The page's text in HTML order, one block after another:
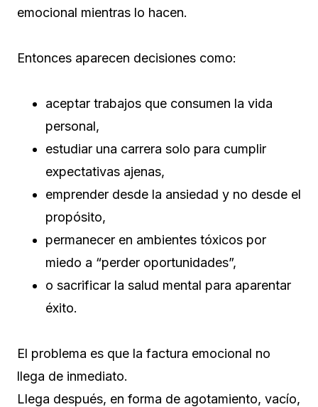
emocional mientras lo hacen.
Entonces aparecen decisiones como:
aceptar trabajos que consumen la vida
personal,
estudiar una carrera solo para cumplir
expectativas ajenas,
emprender desde la ansiedad y no desde el
propósito,
permanecer en ambientes tóxicos por
miedo a “perder oportunidades”,
o sacrificar la salud mental para aparentar
éxito.
El problema es que la factura emocional no
llega de inmediato.
Llega después, en forma de agotamiento, vacío,